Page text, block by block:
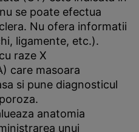
se poate efectua
Nu ofera informatii
ligamente, etc.).
raze X
care masoara
si pune diagnosticul
anatomia
unui